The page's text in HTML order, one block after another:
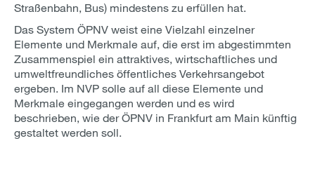
Straßenbahn, Bus) mindestens zu erfüllen hat.
Das System ÖPNV weist eine Vielzahl einzelner
Elemente und Merkmale auf, die erst im abgestimmten
Zusammenspiel ein attraktives, wirtschaftliches und
umweltfreundliches öffentliches Verkehrsangebot
ergeben. Im NVP solle auf all diese Elemente und
Merkmale eingegangen werden und es wird
beschrieben, wie der ÖPNV in Frankfurt am Main künftig
gestaltet werden soll.